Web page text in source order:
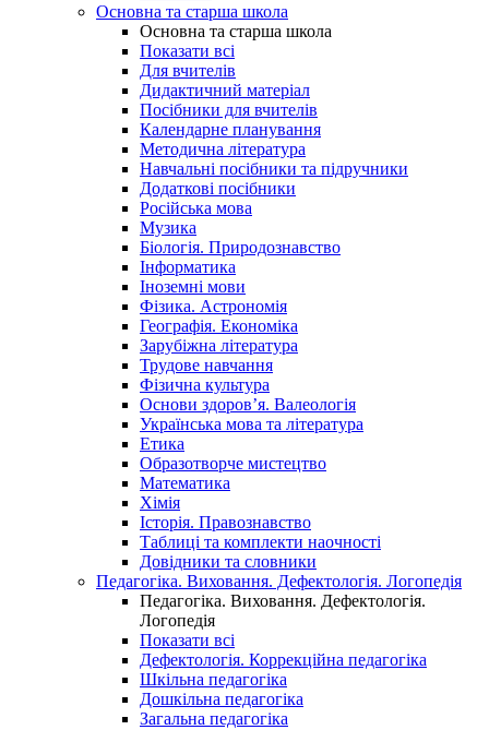
Основна та старша школа
Основна та старша школа
Показати всі
Для вчителів
Дидактичний матеріал
Посібники для вчителів
Календарне планування
Методична література
Навчальні посібники та підручники
Додаткові посібники
Російська мова
Музика
Біологія. Природознавство
Інформатика
Іноземні мови
Фізика. Астрономія
Географія. Економіка
Зарубіжна література
Трудове навчання
Фізична культура
Основи здоров’я. Валеологія
Українська мова та література
Етика
Образотворче мистецтво
Математика
Хімія
Історія. Правознавство
Таблиці та комплекти наочності
Довідники та словники
Педагогіка. Виховання. Дефектологія. Логопедія
Педагогіка. Виховання. Дефектологія.
Логопедія
Показати всі
Дефектологія. Коррекційна педагогіка
Шкільна педагогіка
Дошкільна педагогіка
Загальна педагогіка